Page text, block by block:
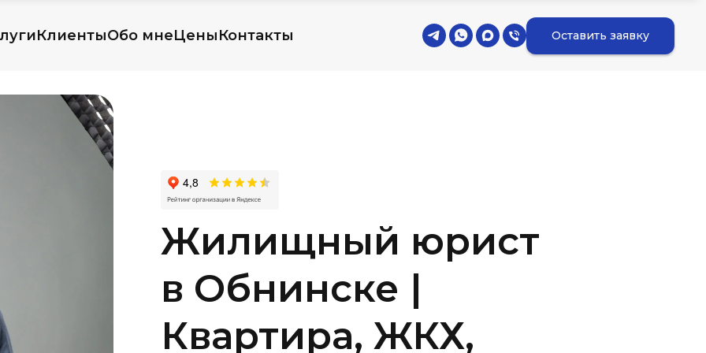
КлиентыОбо мнеЦеныКонтакты Оставить заявку
Жилищный юрист
в Обнинске |
Квартира, ЖКХ,